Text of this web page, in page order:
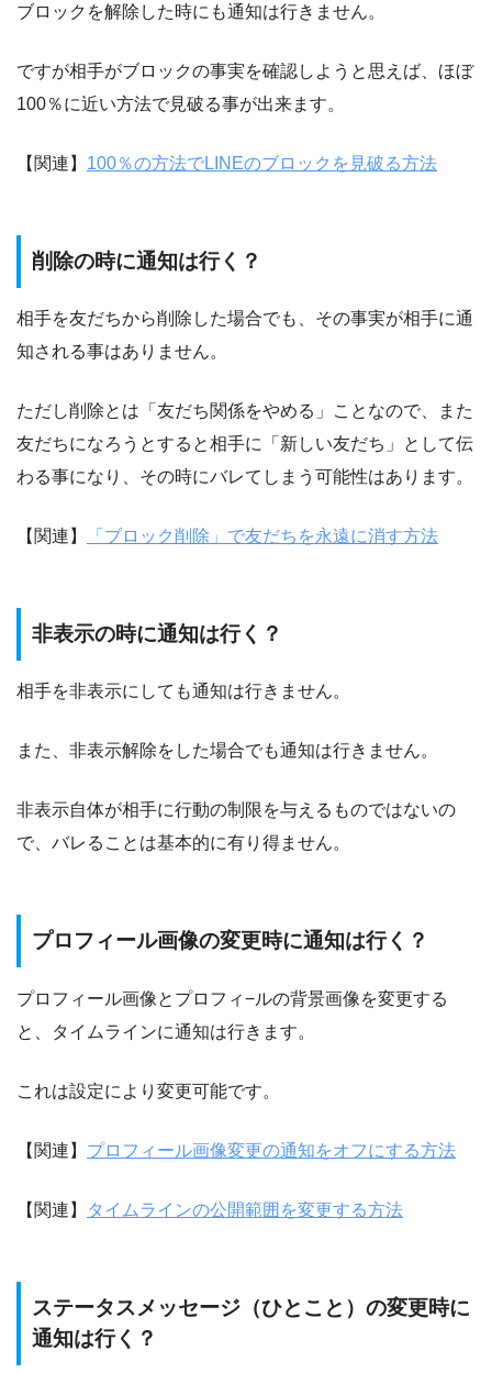
ブロックを解除した時にも通知は行きません。
ですが相手がブロックの事実を確認しようと思えば、ほぼ
100％に近い方法で見破る事が出来ます。
【関連】 100％の方法でLINEのブロックを見破る方法
削除の時に通知は行く？
相手を友だちから削除した場合でも、その事実が相手に通
知される事はありません。
ただし削除とは「友だち関係をやめる」ことなので、また
友だちになろうとすると相手に「新しい友だち」として伝
わる事になり、その時にバレてしまう可能性はあります。
【関連】 「ブロック削除」で友だちを永遠に消す方法
非表示の時に通知は行く？
相手を非表示にしても通知は行きません。
また、非表示解除をした場合でも通知は行きません。
非表示自体が相手に行動の制限を与えるものではないの
で、バレることは基本的に有り得ません。
プロフィール画像の変更時に通知は行く？
プロフィール画像とプロフィ−ルの背景画像を変更する
と、タイムラインに通知は行きます。
これは設定により変更可能です。
【関連】 プロフィール画像変更の通知をオフにする方法
【関連】 タイムラインの公開範囲を変更する方法
ステータスメッセージ（ひとこと）の変更時に
通知は行く？